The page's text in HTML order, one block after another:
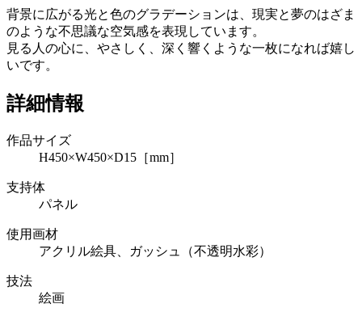
背景に広がる光と色のグラデーションは、現実と夢のはざま
のような不思議な空気感を表現しています。
見る人の心に、やさしく、深く響くような一枚になれば嬉し
いです。
詳細情報
作品サイズ
H450×W450×D15［mm］
支持体
パネル
使用画材
アクリル絵具、ガッシュ（不透明水彩）
技法
絵画